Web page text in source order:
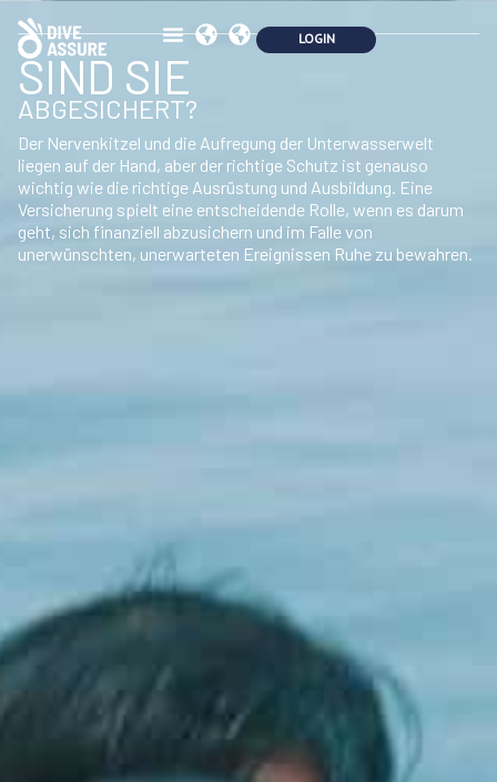
SIND SIE
ABGESICHERT?
Der Nervenkitzel und die Aufregung der Unterwasserwelt
liegen auf der Hand, aber der richtige Schutz ist genauso
wichtig wie die richtige Ausrüstung und Ausbildung. Eine
Versicherung spielt eine entscheidende Rolle, wenn es darum
geht, sich finanziell abzusichern und im Falle von
unerwünschten, unerwarteten Ereignissen Ruhe zu bewahren.